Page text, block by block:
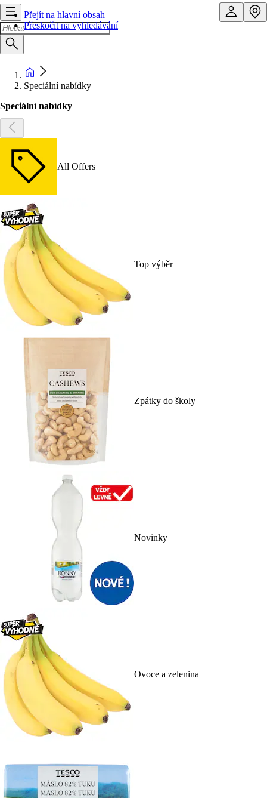
Přejít na hlavní obsah
Přeskočit na vyhledávání
Speciální nabídky
Speciální nabídky
All Offers
Top výběr
Zpátky do školy
Novinky
Ovoce a zelenina